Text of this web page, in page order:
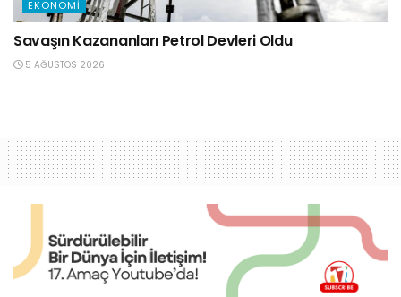
EKONOMI
Savaşın Kazananları Petrol Devleri Oldu
5 AĞUSTOS 2026